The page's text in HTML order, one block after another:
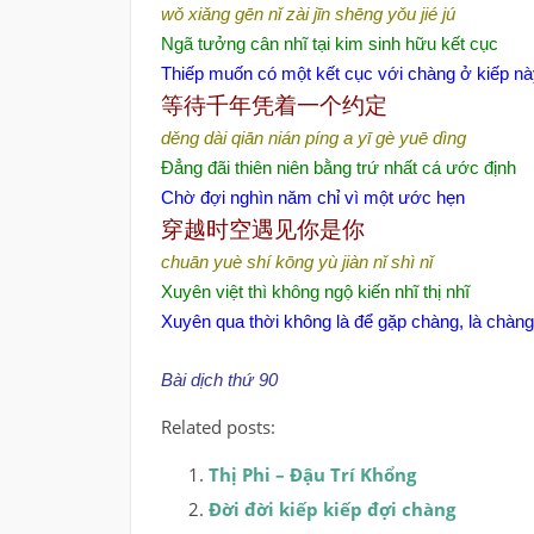
wǒ xiǎng gēn nǐ zài jīn shēng yǒu jié jú
Ngã tưởng cân nhĩ tại kim sinh hữu kết cục
Thiếp muốn có một kết cục với chàng ở kiếp
等待千年凭着一个约定
děng dài qiān nián píng a yī gè yuē dìng
Đẳng đãi thiên niên bằng trứ nhất cá ước định
Chờ đợi nghìn năm chỉ vì một ước hẹn
穿越时空遇见你是你
chuān yuè shí kōng yù jiàn nǐ shì nǐ
Xuyên việt thì không ngộ kiến nhĩ thị nhĩ
Xuyên qua thời không là để gặp chàng, là chàng
Bài dịch thứ 90
Related posts:
Thị Phi – Đậu Trí Khổng
Đời đời kiếp kiếp đợi chàng